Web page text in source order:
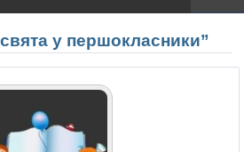
у першокласники”